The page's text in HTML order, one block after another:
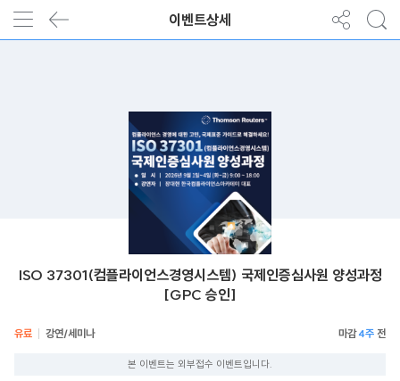
이벤트상세
ISO 37301(컴플라이언스경영시스템) 국제인증심사원 양성과정
[GPC 승인]
유료 강연/세미나 4주
본 이벤트는 외부접수 이벤트입니다.